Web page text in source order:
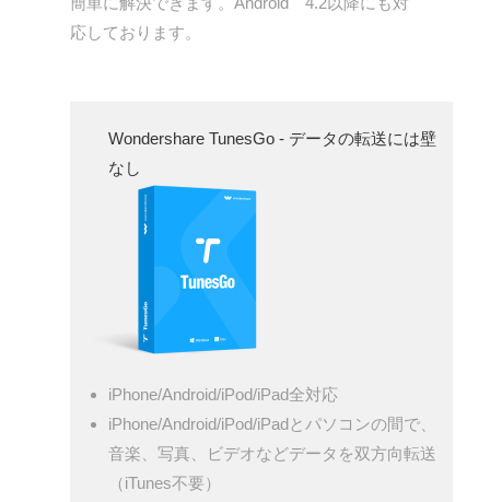
応しております。
Wondershare TunesGo - データの転送には壁
なし
iPhone/Android/iPod/iPad全対応
iPhone/Android/iPod/iPadとパソコンの間で、
音楽、写真、ビデオなどデータを双方向転送
（iTunes不要）